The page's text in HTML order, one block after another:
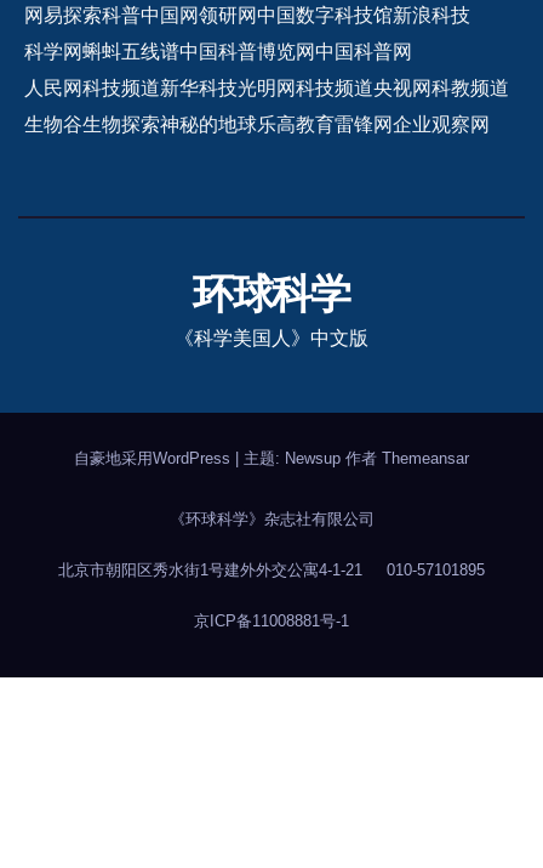
网易探索科普中国网领研网中国数字科技馆新浪科技
科学网蝌蚪五线谱中国科普博览网中国科普网
人民网科技频道新华科技光明网科技频道央视网科教频道
生物谷生物探索神秘的地球乐高教育雷锋网企业观察网
环球科学
《科学美国人》中文版
自豪地采用WordPress 主题: Newsup 作者 Themeansar
《环球科学》杂志社有限公司
北京市朝阳区秀水街1号建外外交公寓4-1-21 010-57101895
京ICP备11008881号-1